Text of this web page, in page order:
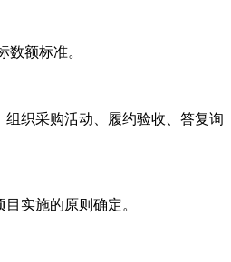
额标准。
织采购活动、履约验收、答复询
实施的原则确定。